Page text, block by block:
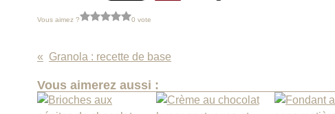
Vous aimez ? 0 vote
Granola : recette de base
Vous aimerez aussi :